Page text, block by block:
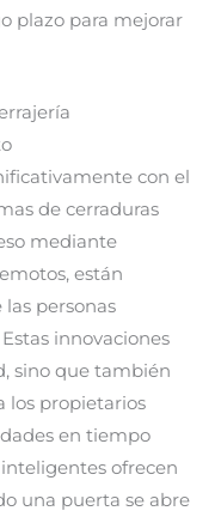
plazo para mejorar
con el
de cerraduras
mediante
están
personas
innovaciones
sino que también
los propietarios
en tiempo
ofrecen
una puerta se abre